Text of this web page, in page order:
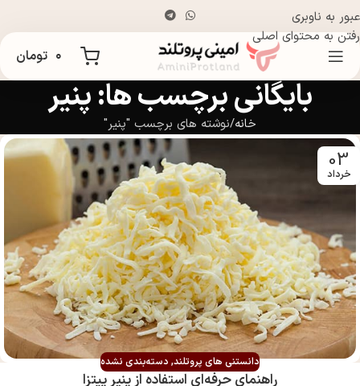
عبور به ناوبری
رفتن به محتوای اصلی
۰ تومان
بایگانی برچسب ها: پنیر
خانه نوشته های برچسب "پنیر"
03
خرداد
دانستنی های پروتلند, دسته‌بندی نشده
راهنمای حرفه‌ای استفاده از پنیر پیتزا